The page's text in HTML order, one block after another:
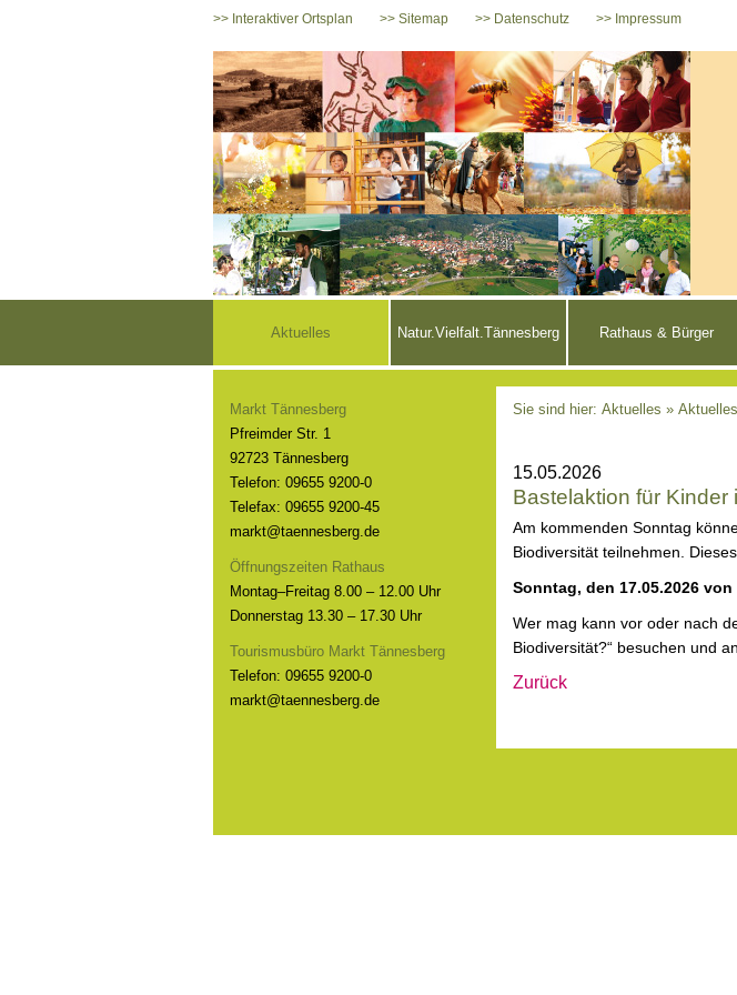
>> Interaktiver Ortsplan >> Sitemap >> Datenschutz >> Impressum
Aktuelles Natur.Vielfalt.Tännesberg Rathaus & Bürger
Markt Tännesberg
Pfreimder Str. 1
92723 Tännesberg
Telefon: 09655 9200-0
Telefax: 09655 9200-45
markt@taennesberg.de
Öffnungszeiten Rathaus
Montag–Freitag 8.00 – 12.00 Uhr
Donnerstag 13.30 – 17.30 Uhr
Tourismusbüro Markt Tännesberg
Telefon: 09655 9200-0
markt@taennesberg.de
Sie sind hier: Aktuelles » Aktuelles
15.05.2026
Bastelaktion für
Am kommenden Sonntag
Biodiversität teilnehmen.
Sonntag, den 17.05.2026
Wer mag kann vor oder nach
Biodiversität?“ besuchen und
Zurück